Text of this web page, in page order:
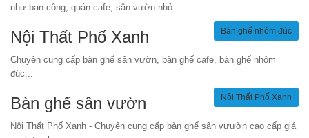
như ban công, quán cafe, sân vườn nhỏ.
Bàn ghế nhôm đúc
Nội Thất Phố Xanh
Chuyên cung cấp bàn ghế sân vườn, bàn ghế cafe, bàn ghế nhôm
đúc...
Nội Thất Phố Xanh
Bàn ghế sân vườn
Nội Thất Phố Xanh - Chuyên cung cấp bàn ghế sân vưườn cao cấp giá